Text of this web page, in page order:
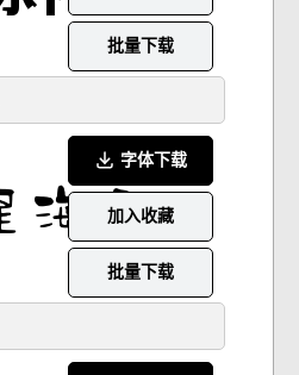
批量下载
字体下载
加入收藏
批量下载